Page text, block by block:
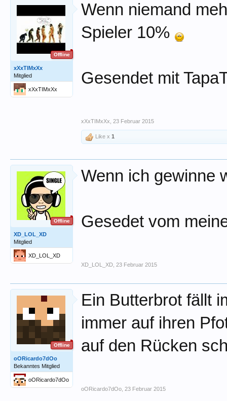
Offline
xXxTIMxXx
Mitglied
xXxTIMxXx
Wenn niemand
Spieler 10%
Gesendet mit
xXxTIMxXx 23 Februar 2015
Like x 1
Offline
XD_LOL_XD
Mitglied
XD_LOL_XD
Wenn ich gewinne
Gesedet vom
XD_LOL_XD 23 Februar 2015
Offline
oORicardo7dOo
Bekanntes Mitglied
oORicardo7dOo
Ein Butterbrot fällt
immer auf ihren
auf den Rücken
oORicardo7dOo 23 Februar 2015